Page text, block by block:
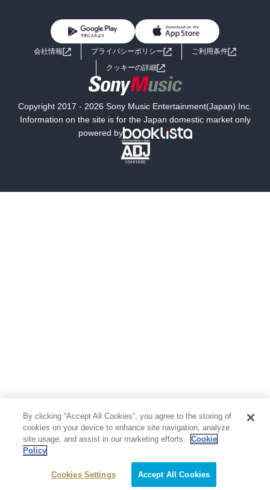
ライトノベル 男子向けラノベ
小説
海外小説
ミステリー SF
文学
芸術・アート 映画・音楽・演劇
写真集 教養
医学・福祉
よくあるご質問 お問い合わせ
会社情報 プライバシーポリシー
ご利用条件
クッキーの詳細
Copyright 2017 - 2026 Sony Music Entertainment(Japan) Inc.
Information on the site is for the Japan domestic market only
powered by
By clicking “Accept All Cookies”, you agree to the storing of
cookies on your device to enhance site navigation, analyze
site usage, and assist in our marketing efforts.
Cookie
Policy
Cookies Settings Accept All Cookies